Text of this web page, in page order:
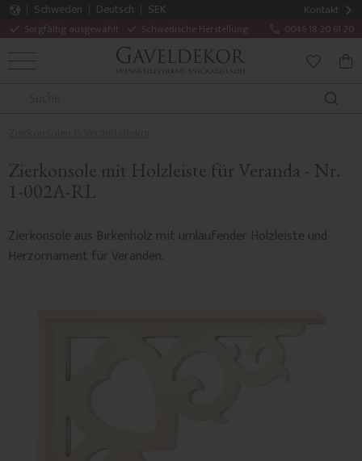
Kontakt
Sorgfältig ausgewählt Schwedische Herstellung 0046 18 20 61 20
Schweden Deutsch
SEK
MENÜ
Zierkonsole mit Holzleiste für Veranda - Nr.
1-002A-RL
Zierkonsole aus Birkenholz mit umlaufender Holzleiste und
Herzornament für Veranden.